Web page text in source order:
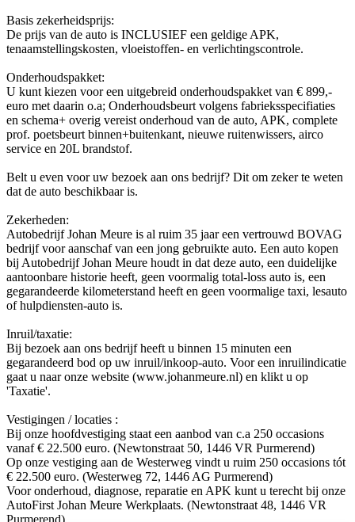
Basis zekerheidsprijs:
De prijs van de auto is INCLUSIEF een geldige APK,
tenaamstellingskosten, vloeistoffen- en verlichtingscontrole.
Onderhoudspakket:
U kunt kiezen voor een uitgebreid onderhoudspakket van € 899,-
euro met daarin o.a; Onderhoudsbeurt volgens fabrieksspecifiaties
en schema+ overig vereist onderhoud van de auto, APK, complete
prof. poetsbeurt binnen+buitenkant, nieuwe ruitenwissers, airco
service en 20L brandstof.
Belt u even voor uw bezoek aan ons bedrijf? Dit om zeker te weten
dat de auto beschikbaar is.
Zekerheden:
Autobedrijf Johan Meure is al ruim 35 jaar een vertrouwd BOVAG
bedrijf voor aanschaf van een jong gebruikte auto. Een auto kopen
bij Autobedrijf Johan Meure houdt in dat deze auto, een duidelijke
aantoonbare historie heeft, geen voormalig total-loss auto is, een
gegarandeerde kilometerstand heeft en geen voormalige taxi, lesauto
of hulpdiensten-auto is.
Inruil/taxatie:
Bij bezoek aan ons bedrijf heeft u binnen 15 minuten een
gegarandeerd bod op uw inruil/inkoop-auto. Voor een inruilindicatie
gaat u naar onze website (www.johanmeure.nl) en klikt u op
'Taxatie'.
Vestigingen / locaties :
Bij onze hoofdvestiging staat een aanbod van c.a 250 occasions
vanaf € 22.500 euro. (Newtonstraat 50, 1446 VR Purmerend)
Op onze vestiging aan de Westerweg vindt u ruim 250 occasions tót
€ 22.500 euro. (Westerweg 72, 1446 AG Purmerend)
Voor onderhoud, diagnose, reparatie en APK kunt u terecht bij onze
AutoFirst Johan Meure Werkplaats. (Newtonstraat 48, 1446 VR
Purmerend)